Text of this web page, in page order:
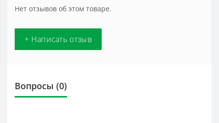
Нет отзывов об этом товаре.
+ Написать отзыв
Вопросы (0)